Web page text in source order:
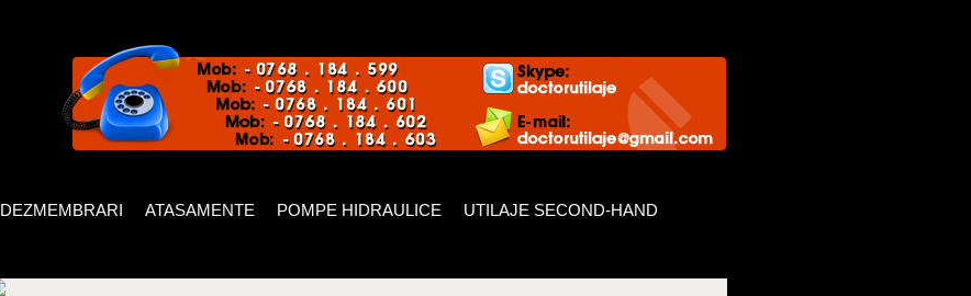
DEZMEMBRARI ATASAMENTE POMPE HIDRAULICE
UTILAJE SECOND-HAND